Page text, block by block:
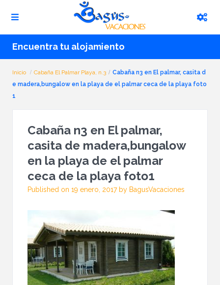
Encuentra tu alojamiento
Inicio Cabaña El Palmar Playa, n.3
Cabaña n3 en El palmar, casita d
e madera,bungalow en la playa de el palmar ceca de la playa foto
1
Cabaña n3 en El palmar,
casita de madera,bungalow
en la playa de el palmar
ceca de la playa foto1
Published on 19 enero, 2017 by BagusVacaciones